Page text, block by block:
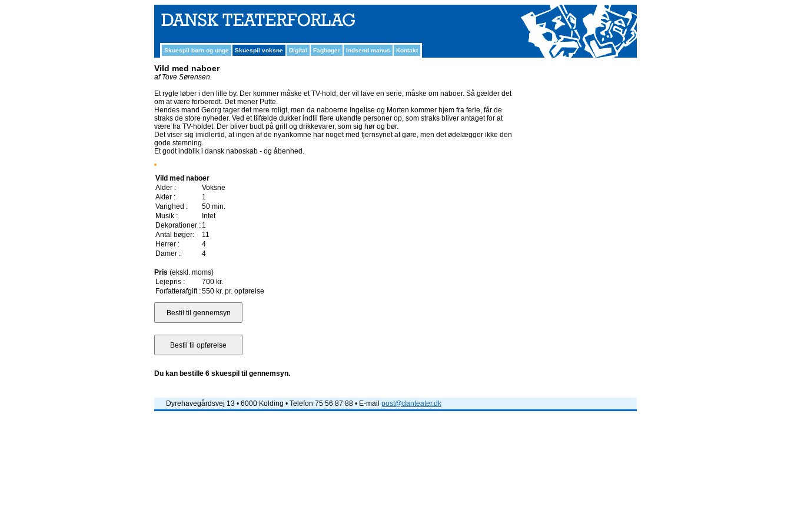
Skuespil børn og unge Skuespil voksne Digital Fagbøger Indsend manus Kontakt
Vild med naboer
af Tove Sørensen.
Et rygte løber i den lille by. Der kommer måske et TV-hold, der vil lave en serie, måske om naboer. Så gælder det
om at være forberedt. Det mener Putte.
Hendes mand Georg tager det mere roligt, men da naboerne Ingelise og Morten kommer hjem fra ferie, får de
straks de store nyheder. Ved et tilfælde dukker indtil flere ukendte personer op, som straks bliver antaget for at
være fra TV-holdet. Der bliver budt på grill og drikkevarer, som sig hør og bør.
Det viser sig imidlertid, at ingen af de nyankomne har noget med fjernsynet at gøre, men det ødelægger ikke den
gode stemning.
Et godt indblik i dansk naboskab - og åbenhed.
Vild med naboer
Alder :
Voksne
Akter :
1
Varighed :
50 min.
Musik :
Intet
Dekorationer : 1
Antal bøger:
11
Herrer :
4
Damer :
4
Pris (ekskl. moms)
Lejepris :
700 kr.
Forfatterafgift :550 kr. pr. opførelse
Du kan bestille 6 skuespil til gennemsyn.
Dyrehavegårdsvej 13 • 6000 Kolding • Telefon 75 56 87 88 • E-mail post@danteater.dk